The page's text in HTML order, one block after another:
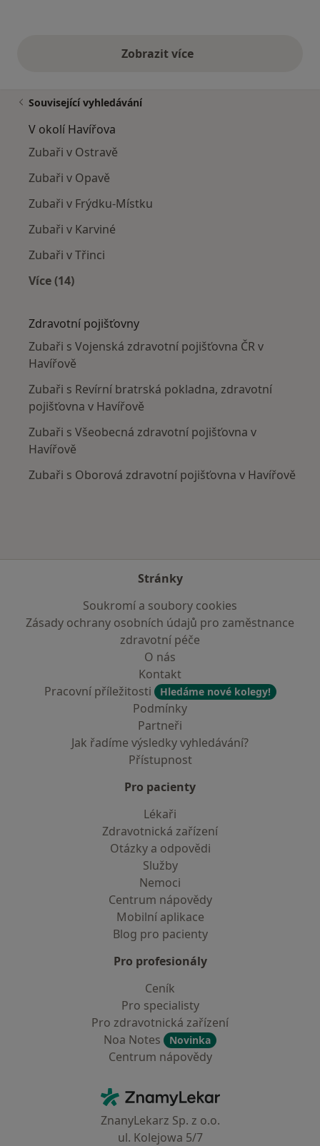
Zobrazit vícevýše uvedené názory
Související vyhledávání
V okolí Havířova
Zubaři v Ostravě
Zubaři v Opavě
Zubaři v Frýdku-Místku
Zubaři v Karviné
Zubaři v Třinci
Více (14)
Zdravotní pojišťovny
Zubaři s Vojenská zdravotní pojišťovna ČR v
Havířově
Zubaři s Revírní bratrská pokladna, zdravotní
pojišťovna v Havířově
Zubaři s Všeobecná zdravotní pojišťovna v
Havířově
Zubaři s Oborová zdravotní pojišťovna v Havířově
Stránky
Soukromí a soubory cookies
Zásady ochrany osobních údajů pro zaměstnance
zdravotní péče
O nás
Kontakt
Pracovní příležitosti
Hledáme nové kolegy!
Podmínky
Partneři
Jak řadíme výsledky vyhledávání?
Přístupnost
Pro pacienty
Lékaři
Zdravotnická zařízení
Otázky a odpovědi
Služby
Nemoci
Centrum nápovědy
Mobilní aplikace
Blog pro pacienty
Pro profesionály
Ceník
Pro specialisty
Pro zdravotnická zařízení
Noa Notes
Novinka
Centrum nápovědy
ZnamyLekar - Hlavní stránka
ZnanyLekarz Sp. z o.o.
ul. Kolejowa 5/7